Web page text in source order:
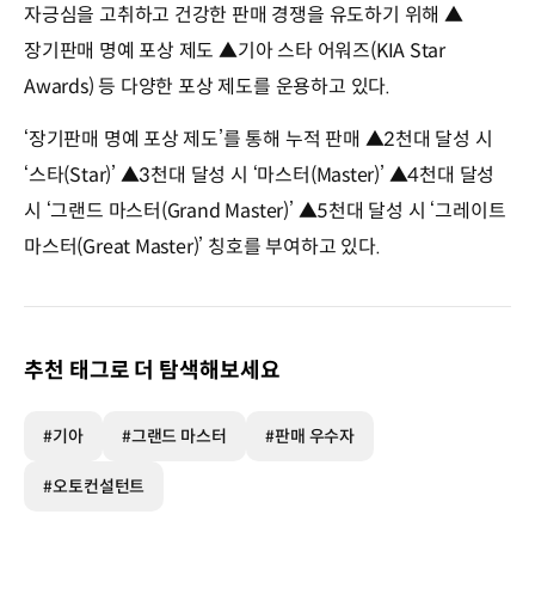
자긍심을 고취하고 건강한 판매 경쟁을 유도하기 위해 ▲
장기판매 명예 포상 제도 ▲기아 스타 어워즈(KIA Star
Awards) 등 다양한 포상 제도를 운용하고 있다.
‘장기판매 명예 포상 제도’를 통해 누적 판매 ▲2천대 달성 시
‘스타(Star)’ ▲3천대 달성 시 ‘마스터(Master)’ ▲4천대 달성
시 ‘그랜드 마스터(Grand Master)’ ▲5천대 달성 시 ‘그레이트
마스터(Great Master)’ 칭호를 부여하고 있다.
추천 태그로 더 탐색해보세요
#기아 #그랜드 마스터 #판매 우수자
#오토컨설턴트